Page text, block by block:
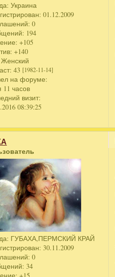
Украина
: 01.12.2009
0
194
+105
+140
Женский
43 [1982-11-14]
на форуме:
11 часов
визит:
08:39:25
ГУБАХА,ПЕРМСКИЙ КРАЙ
: 30.11.2009
0
34